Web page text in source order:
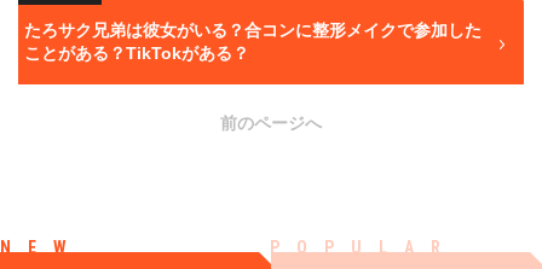
たろサク兄弟は彼女がいる？合コンに整形メイクで参加した
ことがある？TikTokがある？
前のページへ